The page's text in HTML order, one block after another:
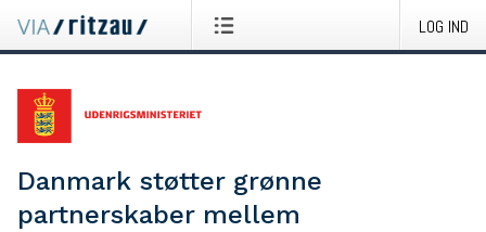
LOG IND
Danmark støtter grønne
partnerskaber mellem